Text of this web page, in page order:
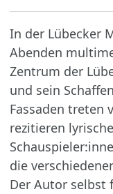
In der Lübecker
Abenden
Zentrum der
und sein
Fassaden treten
rezitieren
die
Der Autor selbst